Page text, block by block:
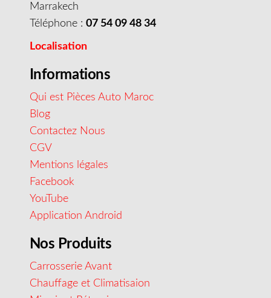
Marrakech
Téléphone : 07 54 09 48 34
Localisation
Informations
Qui est Pièces Auto Maroc
Blog
Contactez Nous
CGV
Mentions légales
Facebook
YouTube
Application Android
Nos Produits
Carrosserie Avant
Chauffage et Climatisaion